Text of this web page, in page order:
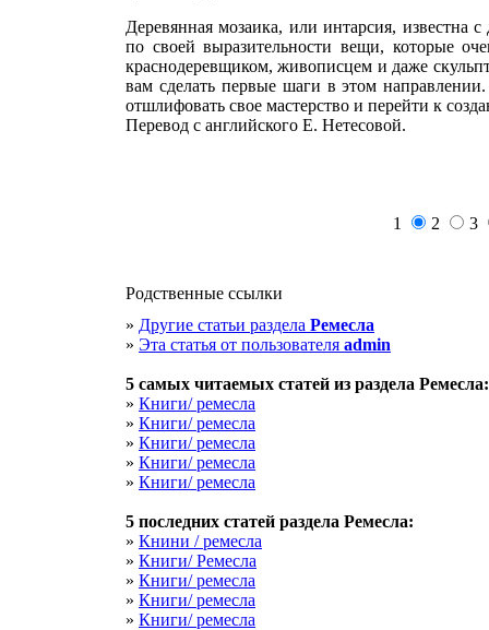
Деревянная мозаика, или интарсия, известна
по своей выразительности вещи, которые
краснодеревщиком, живописцем и даже
вам сделать первые шаги в этом
отшлифовать свое мастерство и перейти к
Перевод с английского Е. Нетесовой.
1 2 3
Родственные ссылки
» Другие статьи раздела Ремесла
» Эта статья от пользователя admin
5 cамых читаемых статей из раздела Ремесла:
» Книги/ ремесла
» Книги/ ремесла
» Книги/ ремесла
» Книги/ ремесла
» Книги/ ремесла
5 последних статей раздела Ремесла:
» Книни / ремесла
» Книги/ Ремесла
» Книги/ ремесла
» Книги/ ремесла
» Книги/ ремесла